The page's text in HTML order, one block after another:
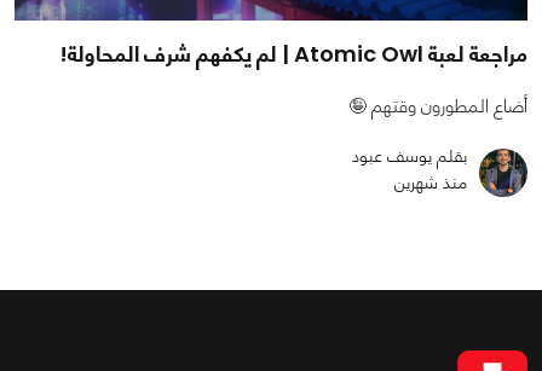
مراجعة لعبة Atomic Owl | لم يكفهم شرف المحاولة!
أضاع المطورون وقتهم 🤪
بقلم يوسف عبود
منذ شهرين